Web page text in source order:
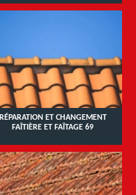
RÉPARATION ET CHANGEMENT
FAÎTIÈRE ET FAÎTAGE 69